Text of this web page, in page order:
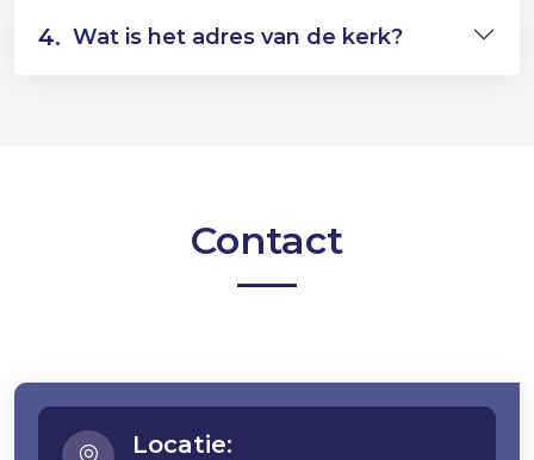
4. Wat is het adres van de kerk?
Contact
Locatie: